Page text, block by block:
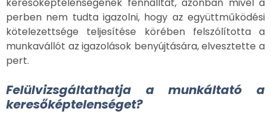
perben nem tudta igazolni, hogy az együttműködési
kötelezettsége teljesítése körében felszólította a
munkavállót az igazolások benyújtására, elvesztette a
pert.
Felülvizsgáltathatja a munkáltató a
keresőképtelenséget?